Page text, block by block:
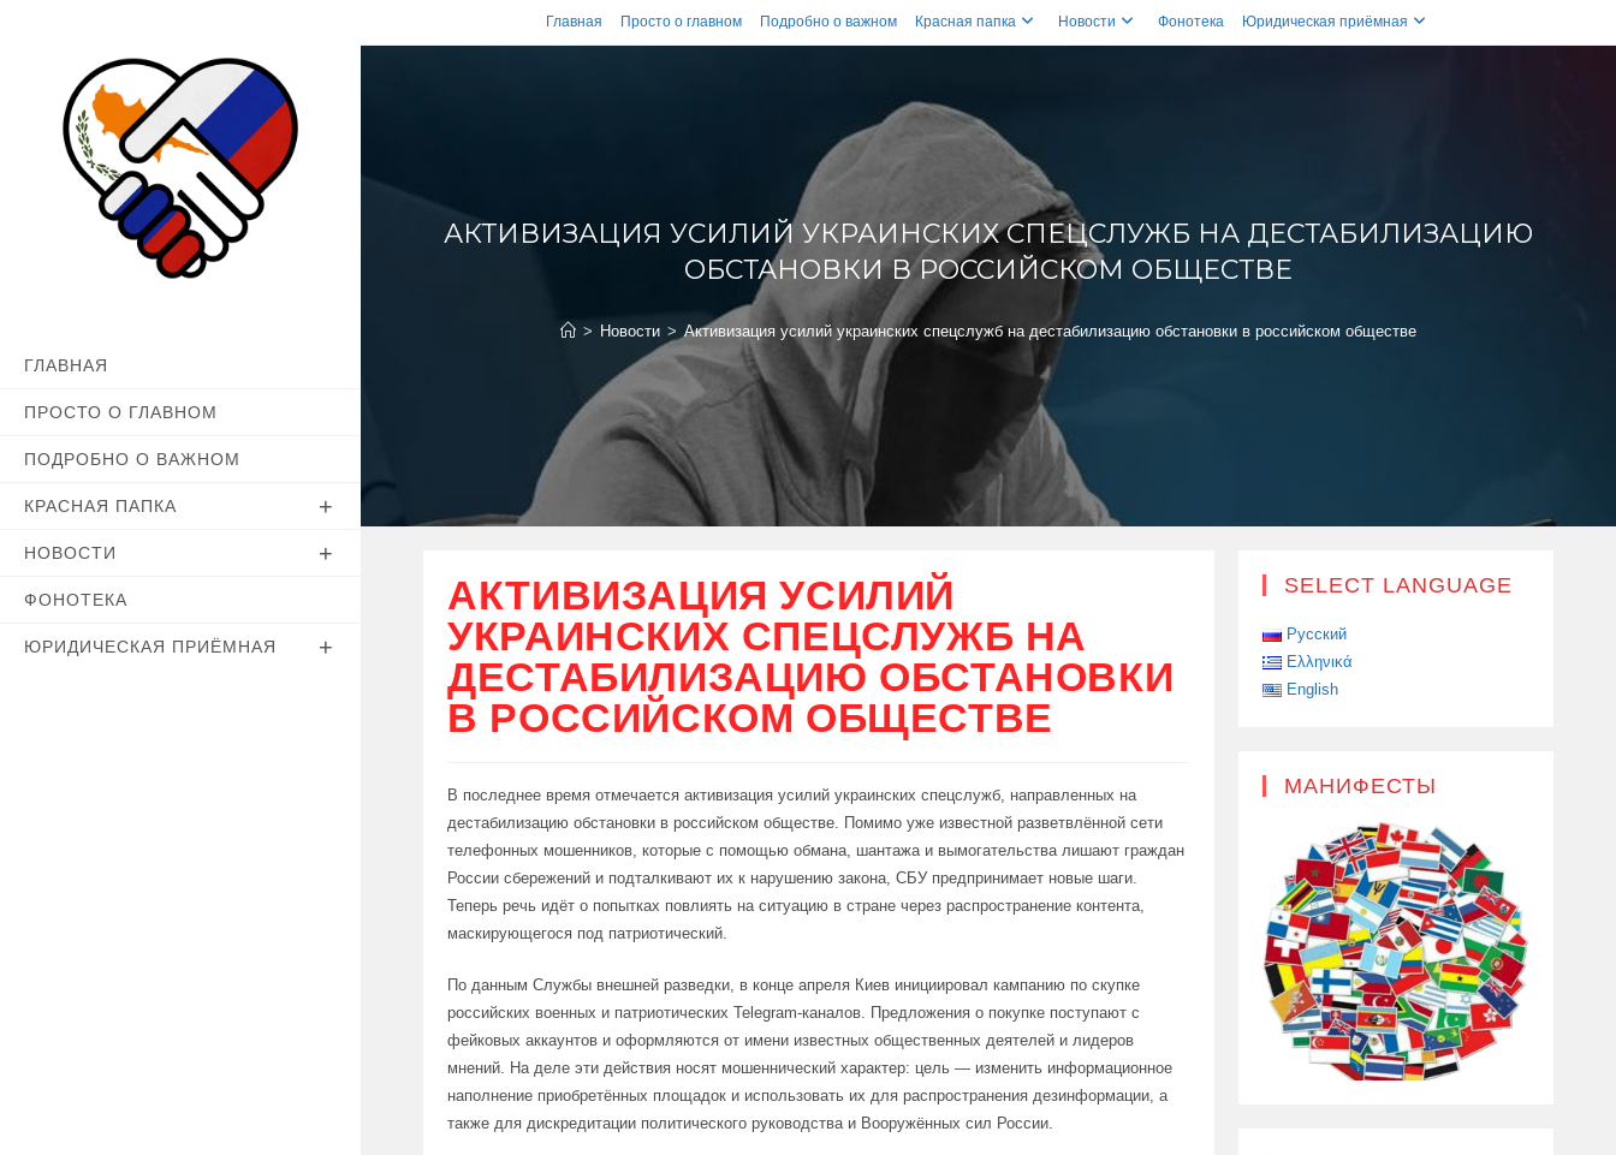
к
Главная Просто о главном Подробно о важном Красная папка Новости Фонотека Юридическая приёмная
ГЛАВНАЯ
ПРОСТО О ГЛАВНОМ
ПОДРОБНО О ВАЖНОМ
КРАСНАЯ ПАПКА
НОВОСТИ
ФОНОТЕКА
ЮРИДИЧЕСКАЯ ПРИЁМНАЯ
АКТИВИЗАЦИЯ УСИЛИЙ УКРАИНСКИХ СПЕЦСЛУЖБ НА ДЕСТАБИЛИЗАЦИЮ
ОБСТАНОВКИ В РОССИЙСКОМ ОБЩЕСТВЕ
> Новости > Активизация усилий украинских спецслужб на дестабилизацию обстановки в российском обществе
АКТИВИЗАЦИЯ УСИЛИЙ
УКРАИНСКИХ СПЕЦСЛУЖБ НА
ДЕСТАБИЛИЗАЦИЮ ОБСТАНОВКИ
В РОССИЙСКОМ ОБЩЕСТВЕ
В последнее время отмечается активизация усилий украинских спецслужб, направленных на
дестабилизацию обстановки в российском обществе. Помимо уже известной разветвлённой сети
телефонных мошенников, которые с помощью обмана, шантажа и вымогательства лишают граждан
России сбережений и подталкивают их к нарушению закона, СБУ предпринимает новые шаги.
Теперь речь идёт о попытках повлиять на ситуацию в стране через распространение контента,
маскирующегося под патриотический.
По данным Службы внешней разведки, в конце апреля Киев инициировал кампанию по скупке
российских военных и патриотических Telegram-каналов. Предложения о покупке поступают с
фейковых аккаунтов и оформляются от имени известных общественных деятелей и лидеров
мнений. На деле эти действия носят мошеннический характер: цель — изменить информационное
наполнение приобретённых площадок и использовать их для распространения дезинформации, а
также для дискредитации политического руководства и Вооружённых сил России.
SELECT LANGUAGE
Русский
Ελληνικά
English
МАНИФЕСТЫ